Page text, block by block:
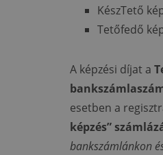
KészTető
Tetőfedő
A képzési díjat a
esetben a
képzés”
bankszámlánkon